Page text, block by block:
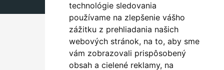
technológie sledovania
používame na zlepšenie vášho
zážitku z prehliadania našich
webových stránok, na to, aby sme
vám zobrazovali prispôsobený
obsah a cielené reklamy, na